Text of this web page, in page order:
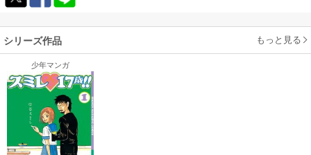
シリーズ作品 もっと見る
少年マンガ